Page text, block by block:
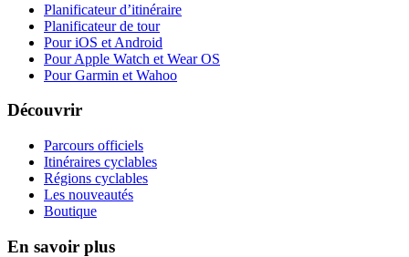
Planificateur d’itinéraire
Planificateur de tour
Pour iOS et Android
Pour Apple Watch et Wear OS
Pour Garmin et Wahoo
Découvrir
Parcours officiels
Itinéraires cyclables
Régions cyclables
Les nouveautés
Boutique
En savoir plus